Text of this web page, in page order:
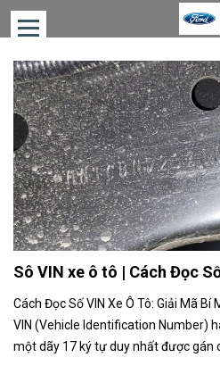
TRANG
CHỦ
BÁN
CHẠY
GIÁ
XE
FORD
ƯỚC
CHI
PHÍ
Sô VIN xe ô tô | Cách Đọc
Cách Đọc Số VIN Xe Ô Tô: Giải Mã
VIN (Vehicle Identification Number)
một dãy 17 ký tự duy nhất được gán